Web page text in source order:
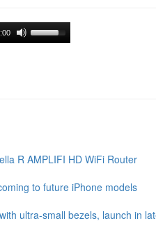
R AMPLIFI HD WiFi Router
to future iPhone models
ultra-small bezels, launch in